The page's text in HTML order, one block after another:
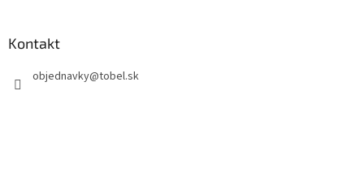
Kontakt
objednavky@tobel.sk